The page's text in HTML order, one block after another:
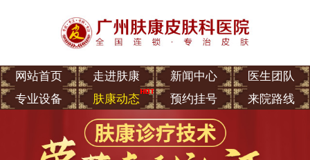
网站首页 走进肤康 新闻中心
医生团队
专业设备
肤康动态 预约挂号 来院路线